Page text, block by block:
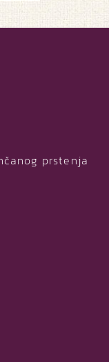
prstenja